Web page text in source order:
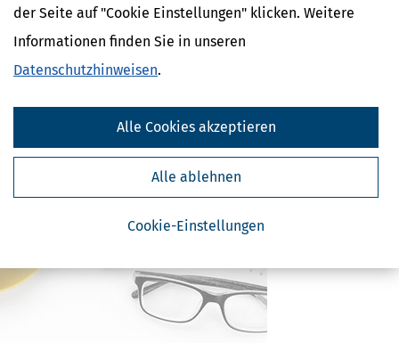
der Seite auf "Cookie Einstellungen" klicken. Weitere
Informationen finden Sie in unseren
Datenschutzhinweisen.
Cookie-Einstellungen
Alle ablehnen
Alle Cookies akzeptieren
Verwandte Begriffe
Unfallkosten
Lebensversicherung